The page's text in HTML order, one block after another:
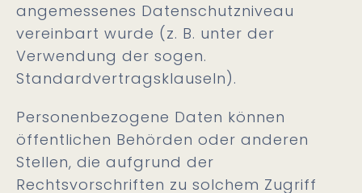
angemessenes Datenschutzniveau
vereinbart wurde (z. B. unter der
Verwendung der sogen.
Standardvertragsklauseln).
Personenbezogene Daten können
öffentlichen Behörden oder anderen
Stellen, die aufgrund der
Rechtsvorschriften zu solchem Zugriff